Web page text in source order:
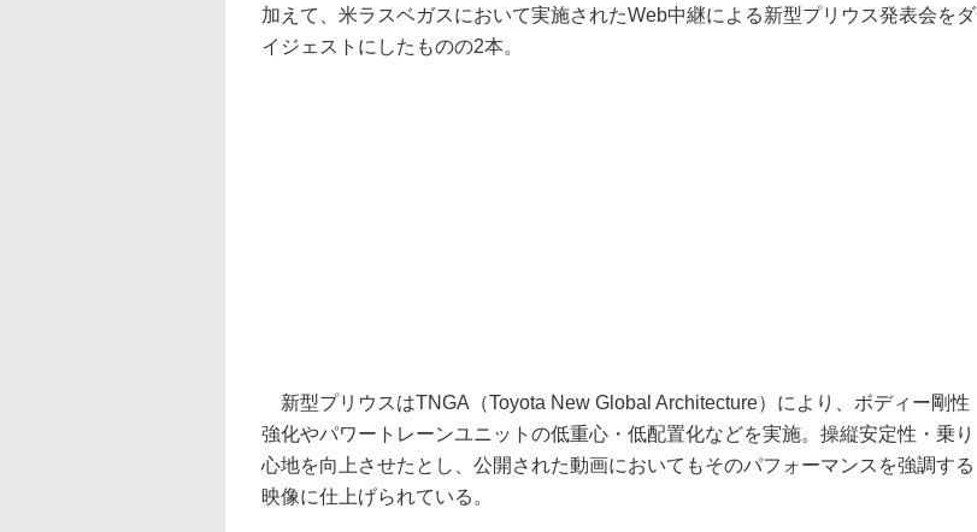
加えて、米ラスベガスにおいて実施されたWeb中継による新型プリウス発表会をダ
イジェストにしたものの2本。
新型プリウスはTNGA（Toyota New Global Architecture）により、ボディー剛性
強化やパワートレーンユニットの低重心・低配置化などを実施。操縦安定性・乗り
心地を向上させたとし、公開された動画においてもそのパフォーマンスを強調する
映像に仕上げられている。